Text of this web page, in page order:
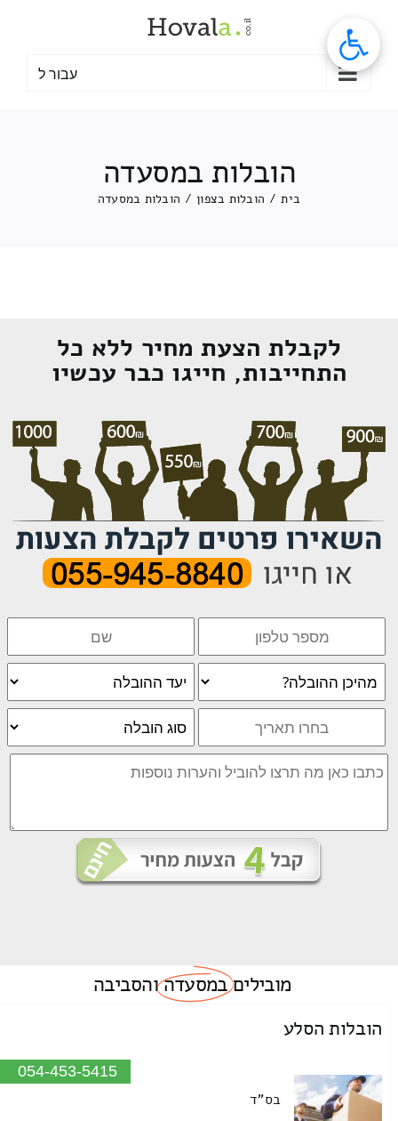
עבור ל
הובלות במסעדה
בית / הובלות בצפון / הובלות במסעדה
לקבלת הצעת מחיר ללא כל
התחייבות, חייגו כבר עכשיו
מוביליםבמסעדהוהסביבה
הובלות הסלע
054-453-5415
בס"ד